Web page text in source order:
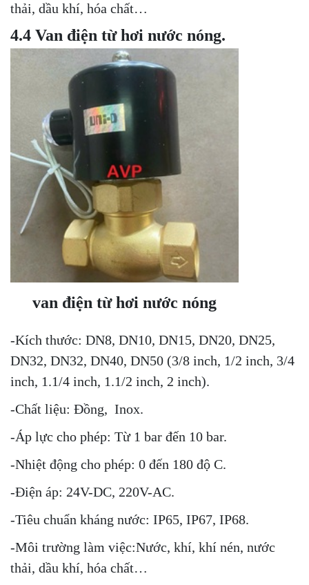
thải, dầu khí, hóa chất…
4.4 Van điện từ hơi nước nóng.
van điện từ hơi nước nóng
-Kích thước: DN8, DN10, DN15, DN20, DN25,
DN32, DN32, DN40, DN50 (3/8 inch, 1/2 inch, 3/4
inch, 1.1/4 inch, 1.1/2 inch, 2 inch).
-Chất liệu: Đồng, Inox.
-Áp lực cho phép: Từ 1 bar đến 10 bar.
-Nhiệt động cho phép: 0 đến 180 độ C.
-Điện áp: 24V-DC, 220V-AC.
-Tiêu chuẩn kháng nước: IP65, IP67, IP68.
-Môi trường làm việc:Nước, khí, khí nén, nước
thải, dầu khí, hóa chất…